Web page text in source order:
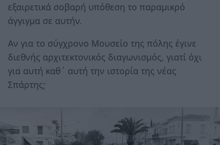
εξαιρετικά σοβαρή υπόθεση το παραμικρό
άγγιγμα σε αυτήν.
Αν για το σύγχρονο Μουσείο της πόλης έγινε
διεθνής αρχιτεκτονικός διαγωνισμός, γιατί όχι
για αυτή καθ΄ αυτή την ιστορία της νέας
Σπάρτης;